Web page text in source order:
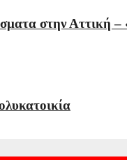
στην Αττική